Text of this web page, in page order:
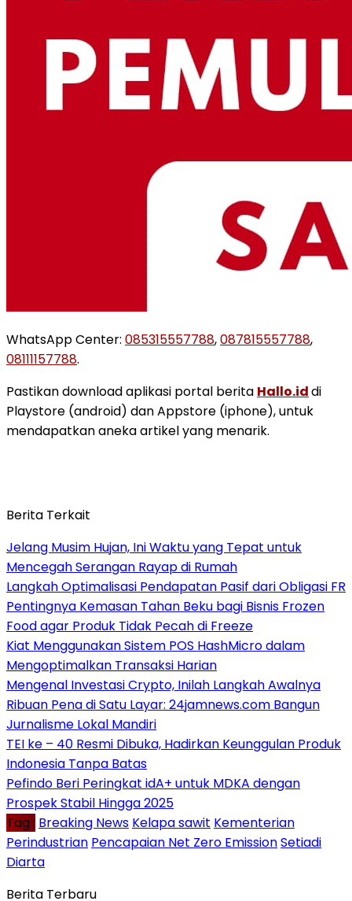
WhatsApp Center: 085315557788,087815557788,
08111157788.
Pastikan download aplikasi portal berita Hallo.iddi
Playstore (android) dan Appstore (iphone), untuk
mendapatkan aneka artikel yang menarik.
Berita Terkait
Jelang Musim Hujan, Ini Waktu yang Tepat untuk
Mencegah Serangan Rayap di Rumah
Langkah Optimalisasi Pendapatan Pasif dari Obligasi FR
Pentingnya Kemasan Tahan Beku bagi Bisnis Frozen
Food agar Produk Tidak Pecah di Freeze
Kiat Menggunakan Sistem POS HashMicro dalam
Mengoptimalkan Transaksi Harian
Mengenal Investasi Crypto, Inilah Langkah Awalnya
Ribuan Pena di Satu Layar: 24jamnews.com Bangun
Jurnalisme Lokal Mandiri
TEI ke – 40 Resmi Dibuka, Hadirkan Keunggulan Produk
Indonesia Tanpa Batas
Pefindo Beri Peringkat idA+ untuk MDKA dengan
Prospek Stabil Hingga 2025
Tag : Breaking News Kelapa sawit Kementerian
Perindustrian Pencapaian Net Zero EmissionSetiadi
Diarta
Berita Terbaru